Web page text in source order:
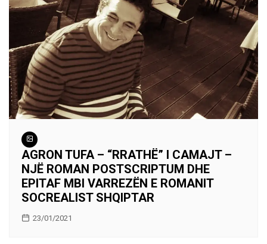
AGRON TUFA – “RRATHË” I CAMAJT –
NJË ROMAN POSTSCRIPTUM DHE
EPITAF MBI VARREZËN E ROMANIT
SOCREALIST SHQIPTAR
23/01/2021